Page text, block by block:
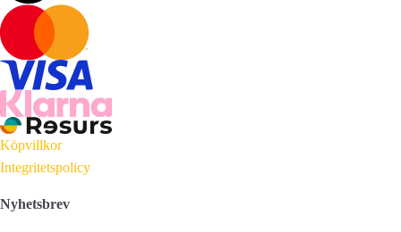
Köpvillkor
Integritetspolicy
Nyhetsbrev